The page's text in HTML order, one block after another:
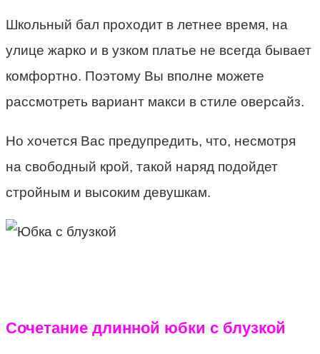
Школьный бал проходит в летнее время, на
улице жарко и в узком платье не всегда бывает
комфортно. Поэтому Вы вполне можете
рассмотреть вариант макси в стиле оверсайз.
Но хочется Вас предупредить, что, несмотря
на свободный крой, такой наряд подойдет
стройным и высоким девушкам.
Сочетание длинной юбки с блузкой